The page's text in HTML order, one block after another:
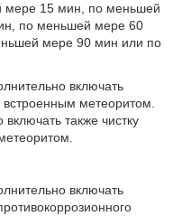
мере 15 мин, по меньшей
по меньшей мере 60
мере 90 мин или по
включать
метеоритом.
также чистку
включать